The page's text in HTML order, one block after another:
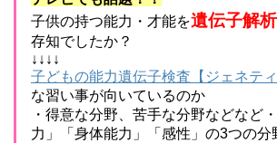
子供の持つ能力・才能を遺伝子解析
存知でしたか？
↓↓↓↓
子どもの能力遺伝子検査【ジェネティ
な習い事が向いているのか
・得意な分野、苦手な分野などなど
力」「身体能力」「感性」の3つの分